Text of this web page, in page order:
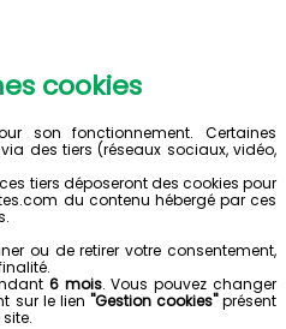
cookies
son fonctionnement. Certaines
des tiers (réseaux sociaux, vidéo,
tiers déposeront des cookies pour
du contenu hébergé par ces
ou de retirer votre consentement,
6 mois. Vous pouvez changer
sur le lien "Gestion cookies"présent